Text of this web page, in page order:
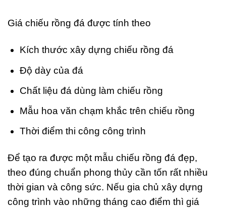
Giá chiếu rồng đá được tính theo
Kích thước xây dựng chiếu rồng đá
Độ dày của đá
Chất liệu đá dùng làm chiếu rồng
Mẫu hoa văn chạm khắc trên chiếu rồng
Thời điểm thi công công trình
Để tạo ra được một mẫu chiếu rồng đá đẹp,
theo đúng chuẩn phong thủy cần tốn rất nhiều
thời gian và công sức. Nếu gia chủ xây dựng
công trình vào những tháng cao điểm thì giá